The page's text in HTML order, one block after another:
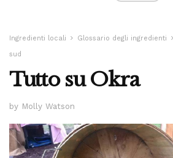
Ingredienti locali Glossario degli ingredienti
sud
Tutto su Okra
by Molly Watson